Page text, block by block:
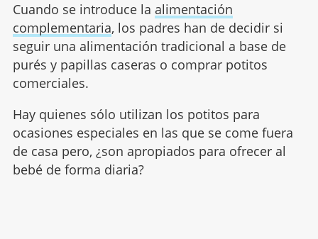
Cuando se introduce la alimentación
complementaria, los padres han de decidir si
seguir una alimentación tradicional a base de
purés y papillas caseras o comprar potitos
comerciales.
Hay quienes sólo utilizan los potitos para
ocasiones especiales en las que se come fuera
de casa pero, ¿son apropiados para ofrecer al
bebé de forma diaria?